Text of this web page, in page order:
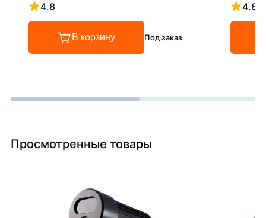
4.8
Рейтинг 4.8 из 5
В корзину Под заказ
4.8
Просмотренные товары